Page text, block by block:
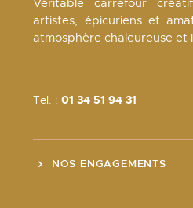
Véritable carrefour
artistes, épicuriens et
atmosphère chaleureuse et
Tel. :01 34 51 94 31
NOS ENGAGEMENTS